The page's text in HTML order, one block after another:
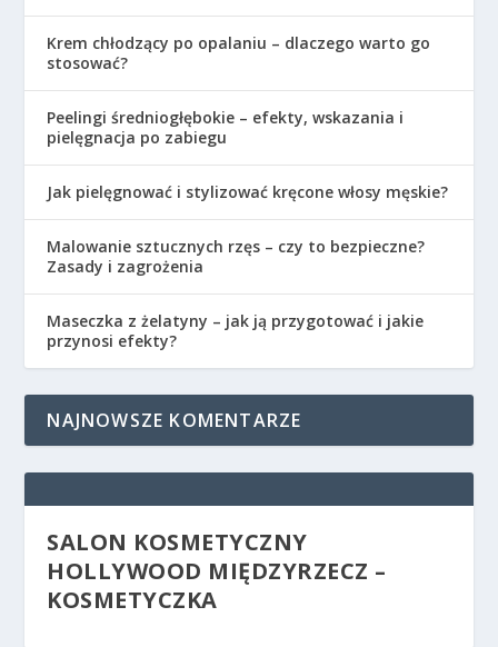
Krem chłodzący po opalaniu – dlaczego warto go
stosować?
Peelingi średniogłębokie – efekty, wskazania i
pielęgnacja po zabiegu
Jak pielęgnować i stylizować kręcone włosy męskie?
Malowanie sztucznych rzęs – czy to bezpieczne?
Zasady i zagrożenia
Maseczka z żelatyny – jak ją przygotować i jakie
przynosi efekty?
NAJNOWSZE KOMENTARZE
SALON KOSMETYCZNY
HOLLYWOOD MIĘDZYRZECZ –
KOSMETYCZKA